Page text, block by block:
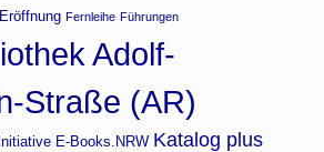
Eröffnung Fernleihe Führungen
Adolf-
Straße (AR)
Initiative E-Books.NRW Katalog plus